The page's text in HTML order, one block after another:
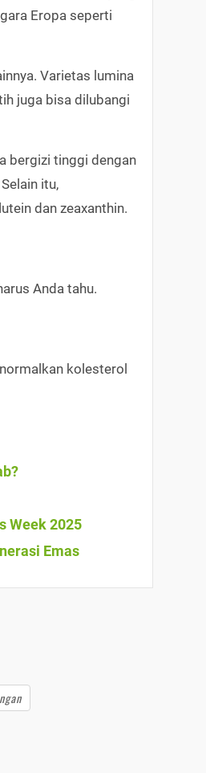
Eropa seperti
Varietas lumina
juga bisa dilubangi
bergizi tinggi dengan
itu,
dan zeaxanthin.
Anda tahu.
kolesterol
Week 2025
Emas